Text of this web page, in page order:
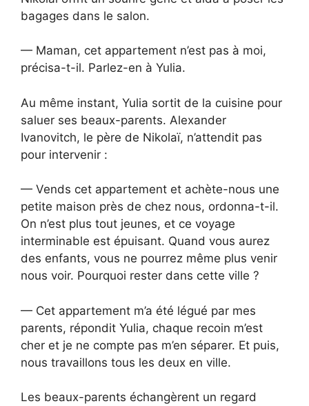
bagages dans le salon.
— Maman, cet appartement n’est pas à moi,
précisa-t-il. Parlez-en à Yulia.
Au même instant, Yulia sortit de la cuisine pour
saluer ses beaux-parents. Alexander
Ivanovitch, le père de Nikolaï, n’attendit pas
pour intervenir :
— Vends cet appartement et achète-nous une
petite maison près de chez nous, ordonna-t-il.
On n’est plus tout jeunes, et ce voyage
interminable est épuisant. Quand vous aurez
des enfants, vous ne pourrez même plus venir
nous voir. Pourquoi rester dans cette ville ?
— Cet appartement m’a été légué par mes
parents, répondit Yulia, chaque recoin m’est
cher et je ne compte pas m’en séparer. Et puis,
nous travaillons tous les deux en ville.
Les beaux-parents échangèrent un regard